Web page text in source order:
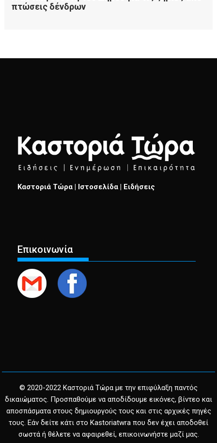
Καστοριά Τώρα | Ιστοσελίδα | Ειδήσεις
Επικοινωνία
© 2020-2022 Καστοριά Τώρα με την επιφύλαξη παντός
δικαιώματος. Προσπαθούμε να αποδίδουμε εικόνες, βίντεο και
αποσπάσματα στους δημιουργούς τους και στις αρχικές πηγές
τους. Εάν δείτε κάτι στο Kastoriatwra που δεν έχει αποδοθεί
σωστά ή θέλετε να αφαιρεθεί, επικοινωνήστε μαζί μας.